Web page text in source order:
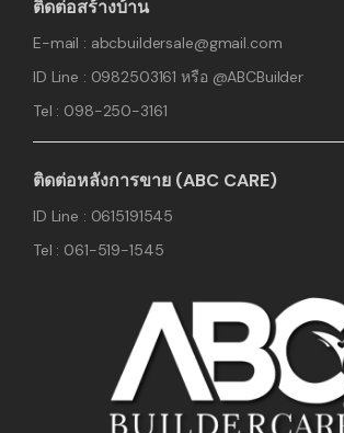
ติดต่อสร้างบ้าน
E-mail : abcbuildersale@gmail.com
ID Line : 0982503161 หรือ @ABCBuilder
Tel : 098-250-3161
ติดต่อหลังการขาย (ABC CARE)
ID Line : 0615191545
Tel : 061-519-1545